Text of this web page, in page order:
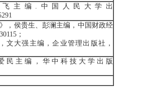
飞主编.中国人民大学出
，侯贵生、彭澜主编，中国财政经
；
文大强主编，企业管理出版社，
民主编，华中科技大学出版